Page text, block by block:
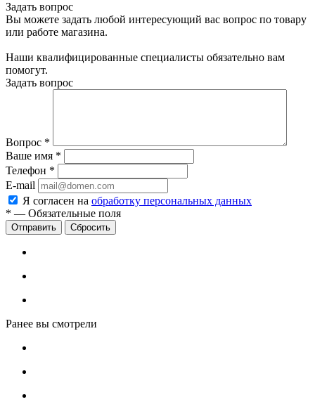
Задать вопрос
Вы можете задать любой интересующий вас вопрос по товару
или работе магазина.
Наши квалифицированные специалисты обязательно вам
помогут.
Задать вопрос
Вопрос *
Ваше имя *
Телефон *
E-mail
Я согласен на обработку персональных данных
* — Обязательные поля
Сбросить
Ранее вы смотрели